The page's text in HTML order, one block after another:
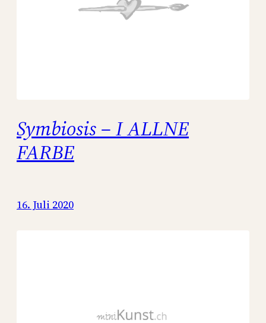
Symbiosis – I ALLNE
FARBE
16. Juli 2020